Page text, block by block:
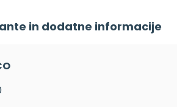
in dodatne informacije